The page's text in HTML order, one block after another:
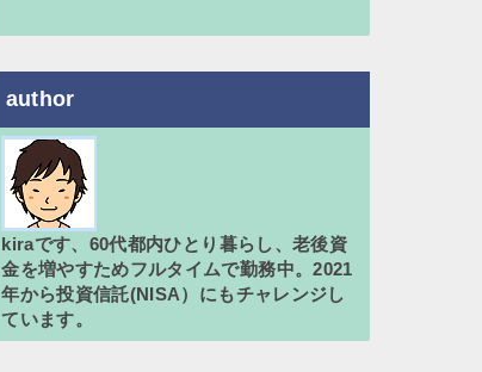
author
kiraです、60代都内ひとり暮らし、老後資
金を増やすためフルタイムで勤務中。2021
年から投資信託(NISA）にもチャレンジし
ています。